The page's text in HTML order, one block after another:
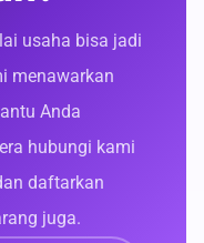
usaha bisa jadi
menawarkan
Anda
hubungi kami
daftarkan
juga.